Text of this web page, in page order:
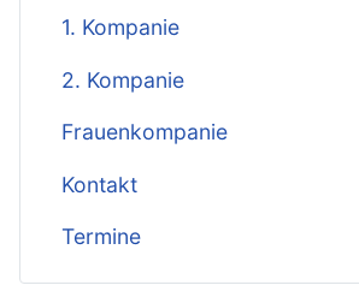
1. Kompanie
2. Kompanie
Frauenkompanie
Kontakt
Termine